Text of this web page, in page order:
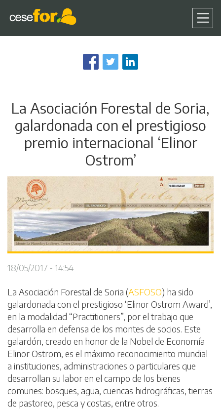
al
contenido
La Asociación Forestal de Soria,
galardonada con el prestigioso
premio internacional ‘Elinor
Ostrom’
18/05/2017 - 14:54
La Asociación Forestal de Soria (ASFOSO) ha sido
galardonada con el prestigioso ‘Elinor Ostrom Award’,
en la modalidad “Practitioners”, por el trabajo que
desarrolla en defensa de los montes de socios. Este
galardón, creado en honor de la Nobel de Economía
Elinor Ostrom, es el máximo reconocimiento mundial
a instituciones, administraciones o particulares que
desarrollan su labor en el campo de los bienes
comunes: bosques, agua, cuencas hidrográficas, tierras
de pastoreo, pesca y costas, entre otros.